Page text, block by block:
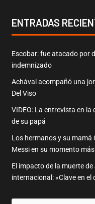
ENTRADAS
Escobar: fue atacado por
indemnizado
Achával acompañó una
Del Viso
VIDEO: La entrevista en
de su papá
Los hermanos y su mamá
Messi en su momento
El impacto de la muerte
internacional: «Clave en el